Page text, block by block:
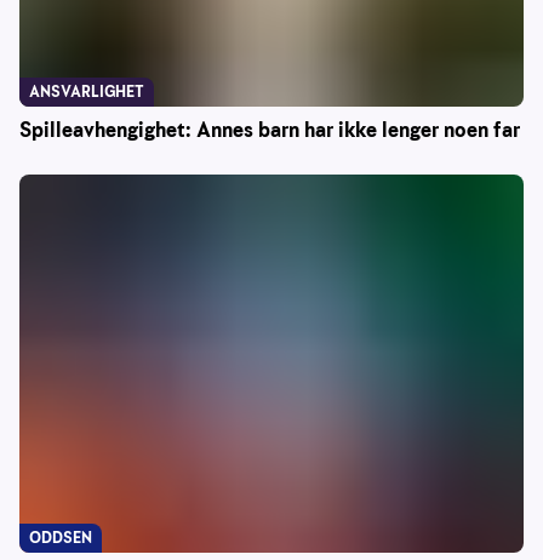
Spilleavhengighet: Annes barn har ikke lenger noen far
ANSVARLIGHET
ODDSEN